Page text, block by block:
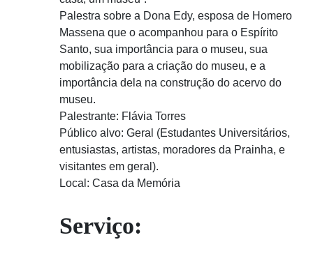
Palestra sobre a Dona Edy, esposa de Homero
Massena que o acompanhou para o Espírito
Santo, sua importância para o museu, sua
mobilização para a criação do museu, e a
importância dela na construção do acervo do
museu.
Palestrante: Flávia Torres
Público alvo: Geral (Estudantes Universitários,
entusiastas, artistas, moradores da Prainha, e
visitantes em geral).
Local: Casa da Memória
Serviço: